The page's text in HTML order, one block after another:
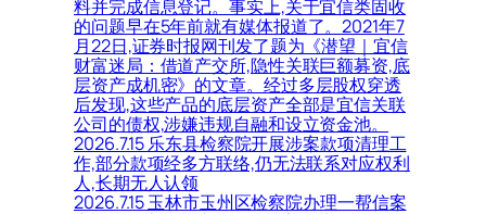
料并完成信息登记。事实上,关于宜信类固收
的问题早在5年前就有媒体报道了。2021年7
月22日,证券时报网刊发了题为《潜望｜宜信
财富迷局：借道产交所,隐性关联巨额募资,底
层资产成机密》的文章。经过多层股权穿透
后发现,这些产品的底层资产全部是宜信关联
公司的债权,涉嫌违规自融和设立资金池。
2026.7.15 乐东县检察院开展涉案款项清理工
作,部分款项经多方联络,仍无法联系对应权利
人,长期无人认领
2026.7.15 玉林市玉州区检察院办理一帮信案